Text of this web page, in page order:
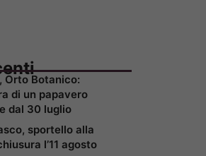
Orto Botanico:
di un papavero
dal 30 luglio
sportello alla
l’11 agosto